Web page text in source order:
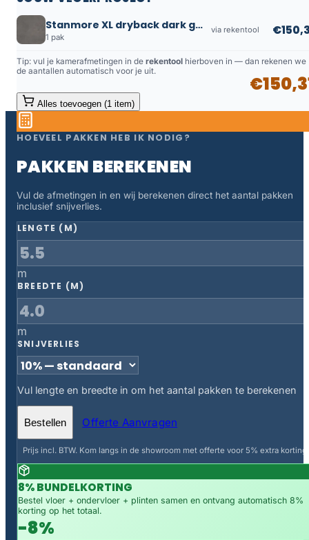
Stanmore XL dryback dark grey
1 pak
via rekentool
Tip: vul je kamerafmetingen in de rekentool hierboven in — dan rekenen we
de aantallen automatisch voor je uit.
Alles toevoegen (1 item)
HOEVEEL PAKKEN HEB IK NODIG?
PAKKEN BEREKENEN
Vul de afmetingen in en wij berekenen direct het aantal pakken
inclusief snijverlies.
LENGTE (M)
m
BREEDTE (M)
m
SNIJVERLIES
Vul lengte en breedte in om het aantal pakken te berekenen
Bestellen Offerte Aanvragen
Prijs incl. BTW. Kom langs in de showroom met offerte voor 5% extra korting.
8% BUNDELKORTING
Bestel vloer + ondervloer + plinten samen en ontvang automatisch 8%
korting op het totaal.
-8%